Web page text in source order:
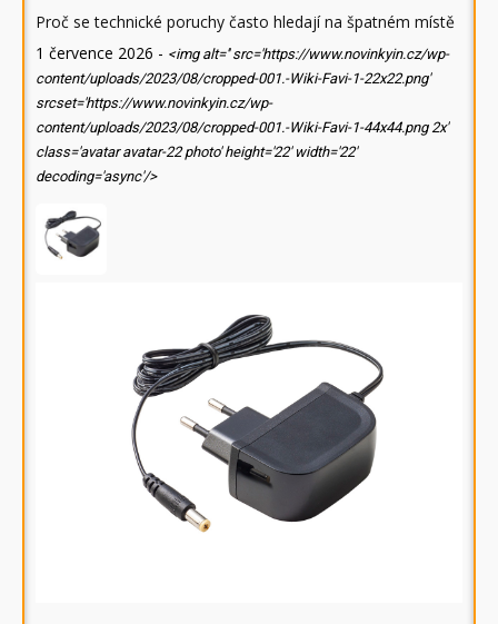
Proč se technické poruchy často hledají na špatném místě
1 července 2026 - <img alt='' src='https://www.novinkyin.cz/wp-
content/uploads/2023/08/cropped-001.-Wiki-Favi-1-22x22.png'
srcset='https://www.novinkyin.cz/wp-
content/uploads/2023/08/cropped-001.-Wiki-Favi-1-44x44.png 2x'
class='avatar avatar-22 photo' height='22' width='22'
decoding='async'/>